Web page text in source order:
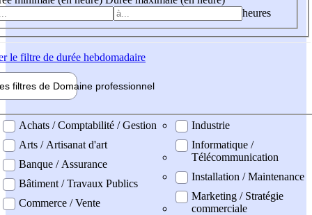
heures
le filtre de durée hebdomadaire
filtres de Domaine professionnel
professionel
Achats / Comptabilité / Gestion
Arts / Artisanat d'art
Banque / Assurance
Bâtiment / Travaux Publics
Commerce / Vente
Industrie
Informatique /
Télécommunication
Installation / Maintenance
Marketing / Stratégie
commerciale